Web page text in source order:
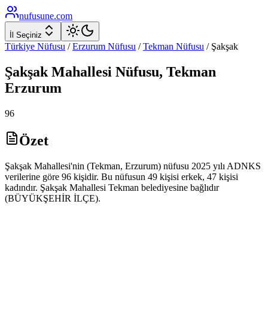
nufusune.com
İl Seçiniz
Türkiye Nüfusu / Erzurum Nüfusu / Tekman Nüfusu / Şakşak
Şakşak Mahallesi Nüfusu, Tekman
Erzurum
96
Özet
Şakşak Mahallesi'nin (Tekman, Erzurum) nüfusu 2025 yılı ADNKS
verilerine göre 96 kişidir. Bu nüfusun 49 kişisi erkek, 47 kişisi
kadındır. Şakşak Mahallesi Tekman belediyesine bağlıdır
(BÜYÜKŞEHİR İLÇE).